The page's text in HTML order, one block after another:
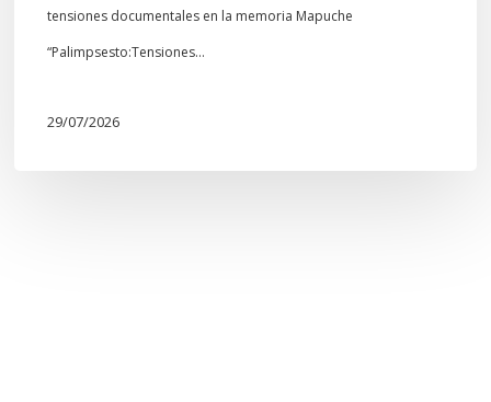
tensiones documentales en la memoria Mapuche
“Palimpsesto:Tensiones…
29/07/2026